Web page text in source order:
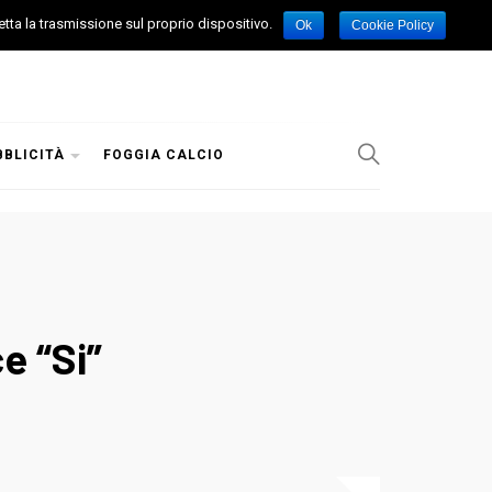
FOGGIA CALCIO
“Si”
la trasmissione sul proprio dispositivo. Ok Cookie Policy